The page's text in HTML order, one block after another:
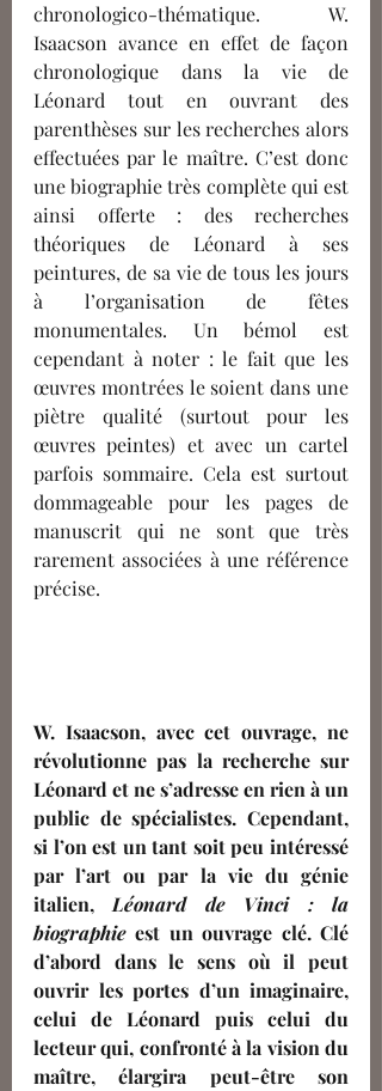
chronologico-thématique. W.
Isaacson avance en effet de façon
chronologique dans la vie de
Léonard tout en ouvrant des
parenthèses sur les recherches alors
effectuées par le maître. C’est donc
une biographie très complète qui est
ainsi offerte : des recherches
théoriques de Léonard à ses
peintures, de sa vie de tous les jours
à l’organisation de fêtes
monumentales. Un bémol est
cependant à noter : le fait que les
œuvres montrées le soient dans une
piètre qualité (surtout pour les
œuvres peintes) et avec un cartel
parfois sommaire. Cela est surtout
dommageable pour les pages de
manuscrit qui ne sont que très
rarement associées à une référence
précise.
W. Isaacson, avec cet ouvrage, ne
révolutionne pas la recherche sur
Léonard et ne s’adresse en rien à un
public de spécialistes. Cependant,
si l’on est un tant soit peu intéressé
par l’art ou par la vie du génie
italien, Léonard de Vinci : la
biographie est un ouvrage clé. Clé
d’abord dans le sens où il peut
ouvrir les portes d’un imaginaire,
celui de Léonard puis celui du
lecteur qui, confronté à la vision du
maître, élargira peut-être son